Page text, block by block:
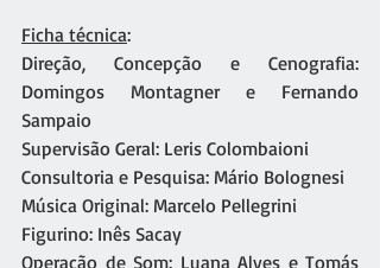
Ficha técnica:
Direção, Concepção e Cenografia:
Domingos Montagner e Fernando
Sampaio
Supervisão Geral: Leris Colombaioni
Consultoria e Pesquisa: Mário Bolognesi
Música Original: Marcelo Pellegrini
Figurino: Inês Sacay
Operação de Som: Luana Alves e Tomás